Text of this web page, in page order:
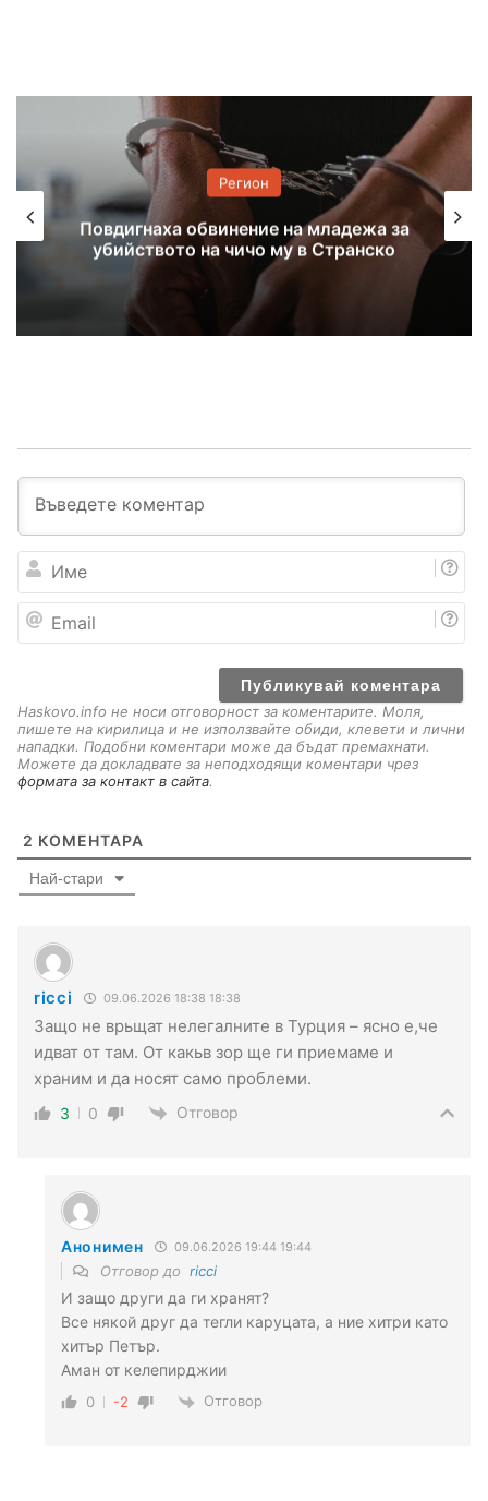
Регион
Задържаха 18-годишен за
убийството на чичо си с дървен кол
е
E
a
Haskovo.info не носи отговорност за коментарите. Моля,
пишете на кирилица и не използвайте обиди, клевети и лични
нападки. Подобни коментари може да бъдат премахнати.
Можете да докладвате за неподходящи коментари чрез
формата за контакт в сайта.
2 КОМЕНТАРА
Най-стари
ricci 09.06.2026 18:38 18:38
Защо не врьщат нелегалните в Турция – ясно е,че
идват от там. От какьв зор ще ги приемаме и
храним и да носят само проблеми.
3 0 Отговор
Анонимен 09.06.2026 19:44 19:44
Отговор до ricci
И защо други да ги хранят?
Все някой друг да тегли каруцата, а ние хитри като
хитър Петър.
Аман от келепирджии
0 -2 Отговор